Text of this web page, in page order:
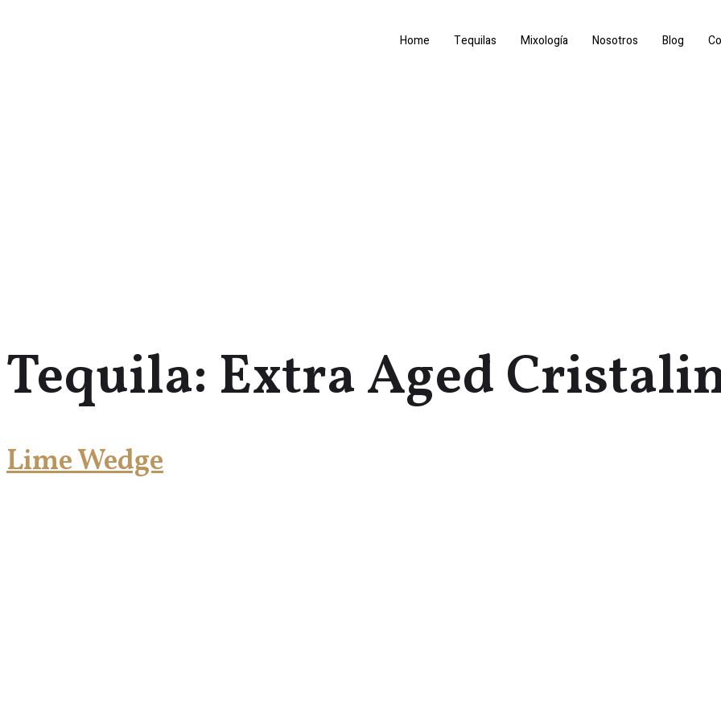
Home Tequilas Mixología Nosotros Blog
Tequila: Extra Aged
Lime Wedge